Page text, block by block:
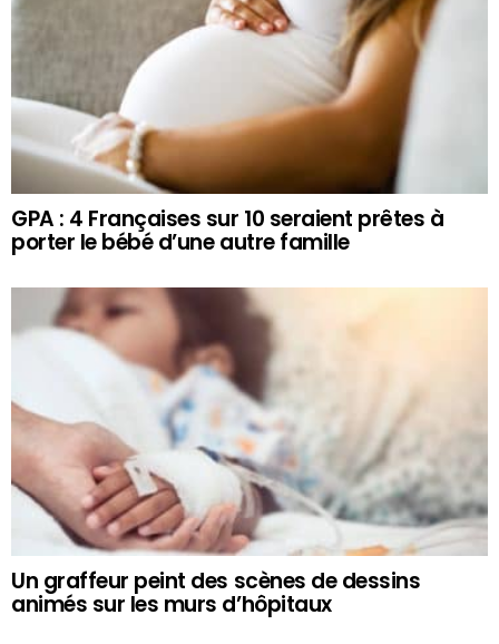
GPA : 4 Françaises sur 10 seraient prêtes à
porter le bébé d’une autre famille
Un graffeur peint des scènes de dessins
animés sur les murs d’hôpitaux